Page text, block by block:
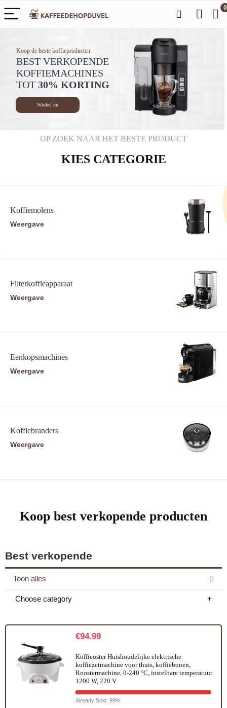
0
BEST VERKOPENDE
KOFFIEMACHINES
TOT 30% KORTING
Koop de beste koffieproducten
Winkel nu
OP ZOEK NAAR HET BESTE PRODUCT
KIES CATEGORIE
Koffiemolens
Weergave
Filterkoffieapparaat
Weergave
Eenkopsmachines
Weergave
Koffiebranders
Weergave
Koop best verkopende producten
Best verkopende
Toon alles
Choose category
€94.99
Koffieöster Huishoudelijke elektrische
koffiezetmachine voor thuis, koffiebonen,
Roostermachine, 0-240 °C, instelbare temperatuur
1200 W, 220 V
Already Sold: 99%